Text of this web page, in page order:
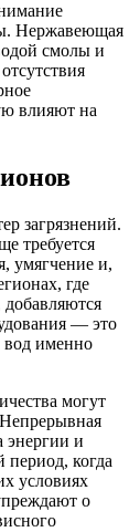
Нержавеющая
смолы и
влияют на
загрязнений.
требуется
умягчение и,
где
добавляются
— это
вод именно
могут
энергии и
период, когда
условиях
о